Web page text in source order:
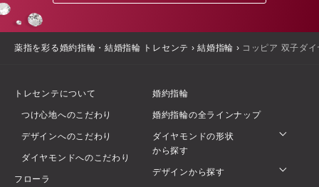
薬指を彩る婚約指輪・結婚指輪 トレセンテ ›結婚指輪 › コッピア 双子ダ
トレセンテについて
つけ心地へのこだわり
デザインへのこだわり
ダイヤモンドへのこだわり
フローラ
婚約指輪
婚約指輪の全ラインナップ
ダイヤモンドの形状
から探す
デザインから探す